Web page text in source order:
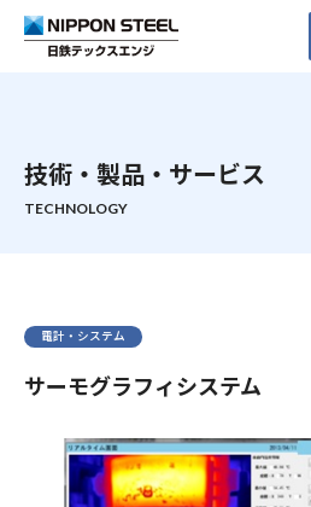
事業案内
技術・製品・サービス
電計・システム
サーモグラフィシステム